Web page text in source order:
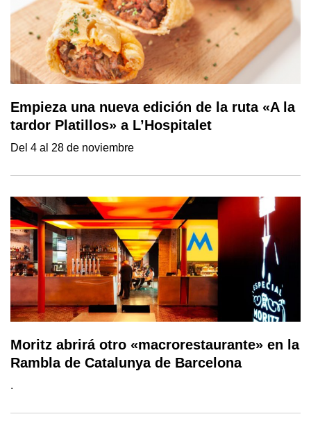
Empieza una nueva edición de la ruta «A la
tardor Platillos» a L’Hospitalet
Del 4 al 28 de noviembre
Moritz abrirá otro «macrorestaurante» en la
Rambla de Catalunya de Barcelona
.